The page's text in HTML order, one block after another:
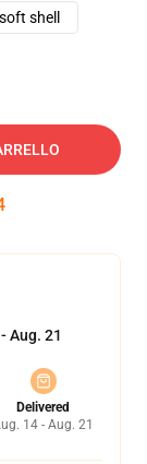
shell
Aug. 21
Delivered
14 - Aug. 21